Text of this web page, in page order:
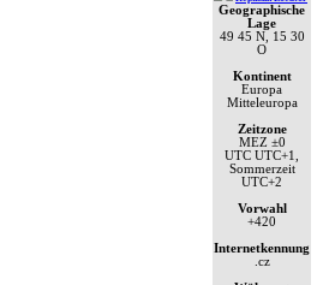
Geographische
Lage
49 45 N, 15 30
O
Kontinent
Europa
Mitteleuropa
Zeitzone
MEZ ±0
UTC UTC+1,
Sommerzeit
UTC+2
Vorwahl
+420
Internetkennung
.cz